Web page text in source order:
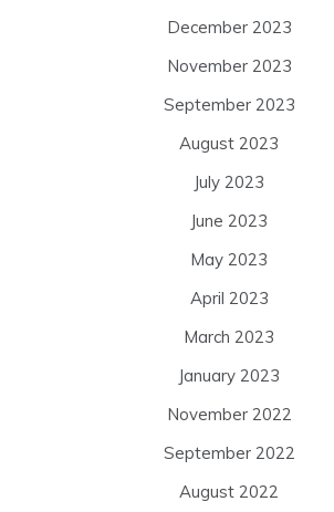
December 2023
November 2023
September 2023
August 2023
July 2023
June 2023
May 2023
April 2023
March 2023
January 2023
November 2022
September 2022
August 2022